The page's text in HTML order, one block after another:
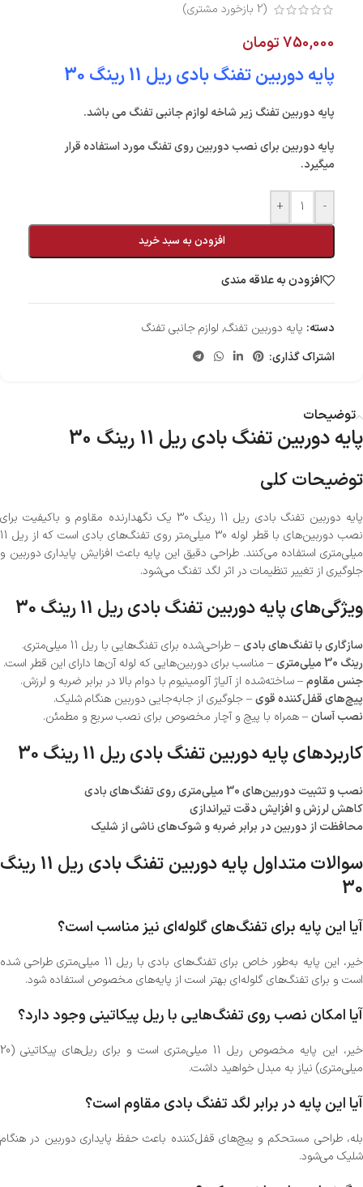
(
2 بازخورد مشتری)
750,000تومان
پایه دوربین تفنگ بادی ریل 11 رینگ 30
پایه دوربین تفنگ زیر شاخه لوازم جانبی تفنگ می باشد.
پایه دوربین برای نصب دوربین روی تفنگ مورد استفاده قرار
میگیرد.
-
+
افزودن به سبد خرید
افزودن به علاقه مندی
دسته: پایه دوربین تفنگ, لوازم جانبی تفنگ
اشتراک گذاری:
توضیحات
پایه دوربین تفنگ بادی ریل 11 رینگ 30
توضیحات کلی
پایه دوربین تفنگ بادی ریل 11 رینگ 30 یک نگهدارنده مقاوم و باکیفیت برای
نصب دوربین‌های با قطر لوله 30 میلی‌متر روی تفنگ‌های بادی است که از ریل 11
میلی‌متری استفاده می‌کنند. طراحی دقیق این پایه باعث افزایش پایداری دوربین و
جلوگیری از تغییر تنظیمات در اثر لگد تفنگ می‌شود.
ویژگی‌های پایه دوربین تفنگ بادی ریل 11 رینگ 30
سازگاری با تفنگ‌های بادی– طراحی‌شده برای تفنگ‌هایی با ریل 11 میلی‌متری.
رینگ 30 میلی‌متری
– مناسب برای دوربین‌هایی که لوله آن‌ها دارای این قطر است.
جنس مقاوم– ساخته‌شده از آلیاژ آلومینیوم با دوام بالا در برابر ضربه و لرزش.
پیچ‌های قفل‌کننده قوی– جلوگیری از جابه‌جایی دوربین هنگام شلیک.
نصب آسان– همراه با پیچ و آچار مخصوص برای نصب سریع و مطمئن.
کاربردهای پایه دوربین تفنگ بادی ریل 11 رینگ 30
نصب و تثبیت دوربین‌های 30 میلی‌متری روی تفنگ‌های بادی
کاهش لرزش و افزایش دقت تیراندازی
محافظت از دوربین در برابر ضربه و شوک‌های ناشی از شلیک
سوالات متداول پایه دوربین تفنگ بادی ریل 11 رینگ
30
آیا این پایه برای تفنگ‌های گلوله‌ای نیز مناسب است؟
خیر، این پایه به‌طور خاص برای تفنگ‌های بادی با ریل 11 میلی‌متری طراحی شده
است و برای تفنگ‌های گلوله‌ای بهتر است از پایه‌های مخصوص استفاده شود.
آیا امکان نصب روی تفنگ‌هایی با ریل پیکاتینی وجود دارد؟
خیر، این پایه مخصوص ریل 11 میلی‌متری است و برای ریل‌های پیکاتینی (20
میلی‌متری) نیاز به مبدل خواهید داشت.
آیا این پایه در برابر لگد تفنگ بادی مقاوم است؟
بله، طراحی مستحکم و پیچ‌های قفل‌کننده باعث حفظ پایداری دوربین در هنگام
شلیک می‌شود.